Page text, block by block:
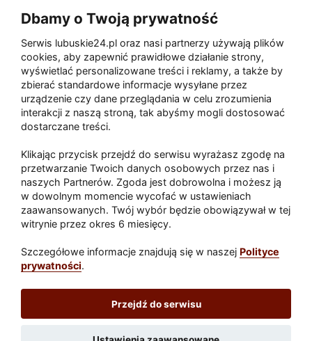
Zaatakował seniora na "kwadracie"
Akcja po pożarze w Gorzowie.
Ruszyła rozbiórka ściany spalonej
Paliwa
Raport Dodaj raport
Sport
Lubuskie24.pl
Redakcja
Dbamy o Twoją prywatność
Serwis lubuskie24.pl oraz nasi partnerzy używają plików
cookies, aby zapewnić prawidłowe działanie strony,
wyświetlać personalizowane treści i reklamy, a także by
zbierać standardowe informacje wysyłane przez
urządzenie czy dane przeglądania w celu zrozumienia
interakcji z naszą stroną, tak abyśmy mogli dostosować
dostarczane treści.
Klikając przycisk przejdź do serwisu wyrażasz zgodę na
przetwarzanie Twoich danych osobowych przez nas i
naszych Partnerów. Zgoda jest dobrowolna i możesz ją
w dowolnym momencie wycofać w ustawieniach
zaawansowanych. Twój wybór będzie obowiązywał w tej
witrynie przez okres 6 miesięcy.
Szczegółowe informacje znajdują się w naszej Polityce
prywatności.
Przejdź do serwisu